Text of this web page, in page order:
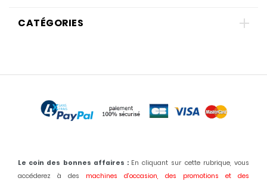
CATÉGORIES
Le coin des bonnes affaires : En cliquant sur cette rubrique, vous
accéderez à des machines d'occasion, des promotions et des